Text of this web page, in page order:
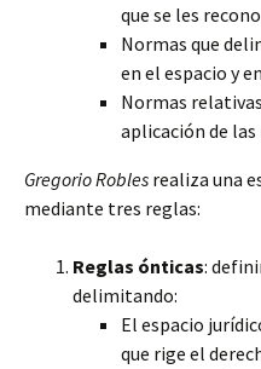
que se les
Normas que
en el espacio y
Normas
aplicación de
Gregorio Robles realiza una
mediante tres reglas:
Reglas ónticas:
delimitando:
El espacio
que rige el